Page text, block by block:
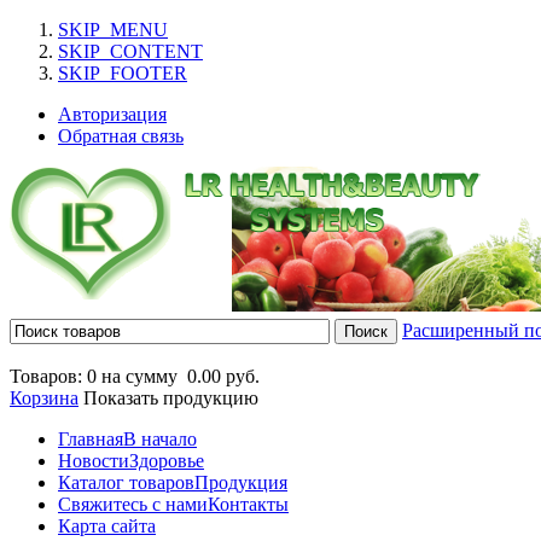
SKIP_MENU
SKIP_CONTENT
SKIP_FOOTER
Авторизация
Обратная связь
Расширенный
Товаров: 0 на сумму 0.00 руб.
Корзина Показать продукцию
ГлавнаяВ начало
НовостиЗдоровье
Каталог товаровПродукция
Свяжитесь с намиКонтакты
Карта сайта